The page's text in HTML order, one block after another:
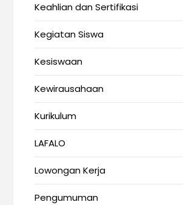
Keahlian dan Sertifikasi
Kegiatan Siswa
Kesiswaan
Kewirausahaan
Kurikulum
LAFALO
Lowongan Kerja
Pengumuman